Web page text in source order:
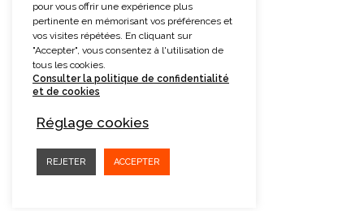
pour vous offrir une expérience plus
pertinente en mémorisant vos préférences et
vos visites répétées. En cliquant sur
"Accepter", vous consentez à l'utilisation de
tous les cookies.
Consulter la politique de confidentialité
et de cookies
Réglage cookies
REJETER ACCEPTER